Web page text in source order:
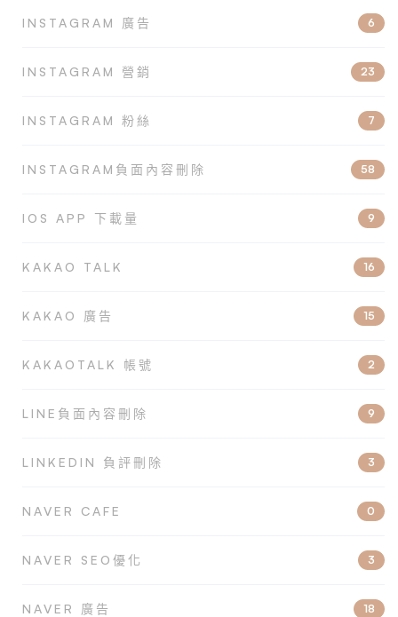
INSTAGRAM 廣告 6
INSTAGRAM 營銷 23
INSTAGRAM 粉絲 7
INSTAGRAM負面內容刪除 58
IOS APP 下載量 9
KAKAO TALK 16
KAKAO 廣告 15
KAKAOTALK 帳號 2
LINE負面內容刪除 9
LINKEDIN 負評刪除 3
NAVER CAFE 0
NAVER SEO優化 3
NAVER 廣告 18